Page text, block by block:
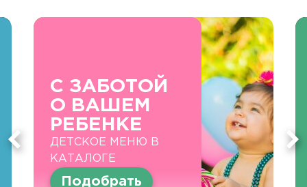
С ЗАБОТОЙ
О ВАШЕМ
РЕБЕНКЕ
ДЕТСКОЕ МЕНЮ В
КАТАЛОГЕ
Подобрать